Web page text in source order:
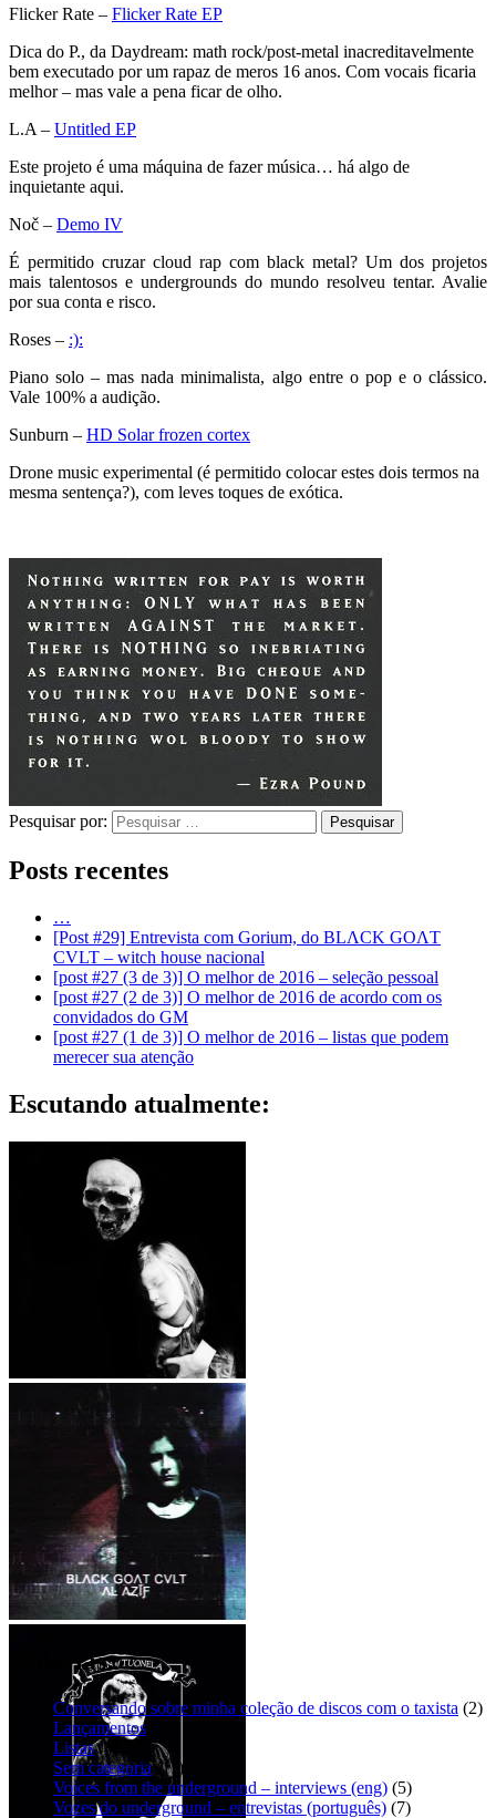
Flicker Rate – Flicker Rate EP
Dica do P., da Daydream: math rock/post-metal inacreditavelmente
bem executado por um rapaz de meros 16 anos. Com vocais ficaria
melhor – mas vale a pena ficar de olho.
L.A – Untitled EP
Este projeto é uma máquina de fazer música… há algo de
inquietante aqui.
Noč – Demo IV
É permitido cruzar cloud rap com black metal? Um dos projetos
mais talentosos e undergrounds do mundo resolveu tentar. Avalie
por sua conta e risco.
Roses – :):
Piano solo – mas nada minimalista, algo entre o pop e o clássico.
Vale 100% a audição.
Sunburn – HD Solar frozen cortex
Drone music experimental (é permitido colocar estes dois termos na
mesma sentença?), com leves toques de exótica.
Pesquisar por:
Posts recentes
…
[Post #29] Entrevista com Gorium, do BLΛCK GOΛT
CVLT – witch house nacional
[post #27 (3 de 3)] O melhor de 2016 – seleção pessoal
[post #27 (2 de 3)] O melhor de 2016 de acordo com os
convidados do GM
[post #27 (1 de 3)] O melhor de 2016 – listas que podem
merecer sua atenção
Escutando atualmente:
흰색 죽음 – 아버지
Galerias:
Conversando sobre minha coleção de discos com o taxista (2)
Lançamentos
Listas(4)
Sem categoria(11)
Voices from the underground – interviews (eng) (5)
Vozes do underground – entrevistas (português) (7)